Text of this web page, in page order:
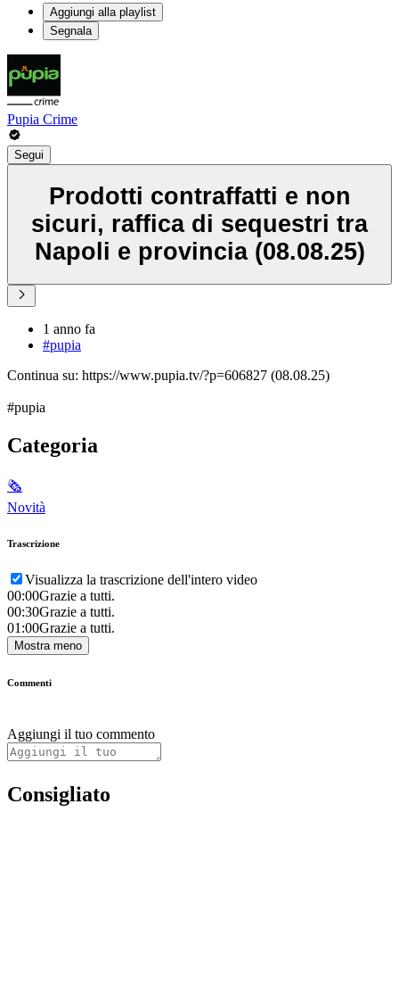
Aggiungi alla playlist
Segnala
Pupia Crime
Segui
Prodotti contraffatti e non
sicuri, raffica di sequestri tra
Napoli e provincia (08.08.25)
1 anno fa
#pupia
Continua su: https://www.pupia.tv/?p=606827 (08.08.25)
#pupia
Categoria
🗞
Novità
Trascrizione
Visualizza la trascrizione dell'intero video
00:00Grazie a tutti.
00:30Grazie a tutti.
01:00Grazie a tutti.
Mostra meno
Commenti
Aggiungi il tuo commento
Consigliato